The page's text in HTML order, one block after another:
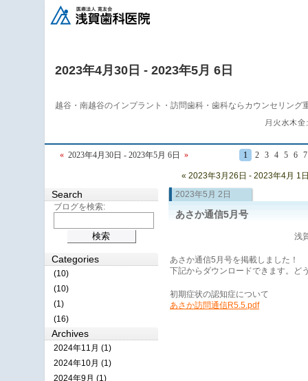
2023年4月30日 - 2023年5月 6日
越谷・南越谷のインプラント・訪問歯科・歯科ならカウンセリング
« 2023年4月30日 - 2023年5月 6日 » 1 2 3 4 5 6 7
2023年5月 2日
あさか通信5月号
浅
あさか通信5月号を掲載しました！
下記からダウンロードできます。ど
初期症状の認知症について
あさか訪問通信R5.5.pdf
« 2023年3月26日 - 2023年4月 1
Search
ブログを検索:
Categories
(10)
(10)
(1)
(16)
Archives
2024年11月 (1)
2024年10月 (1)
2024年9月 (1)